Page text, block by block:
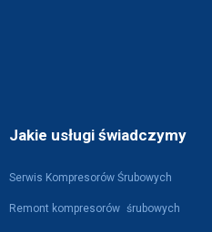
Jakie usługi świadczymy
Serwis Kompresorów Śrubowych
Remont kompresorów śrubowych